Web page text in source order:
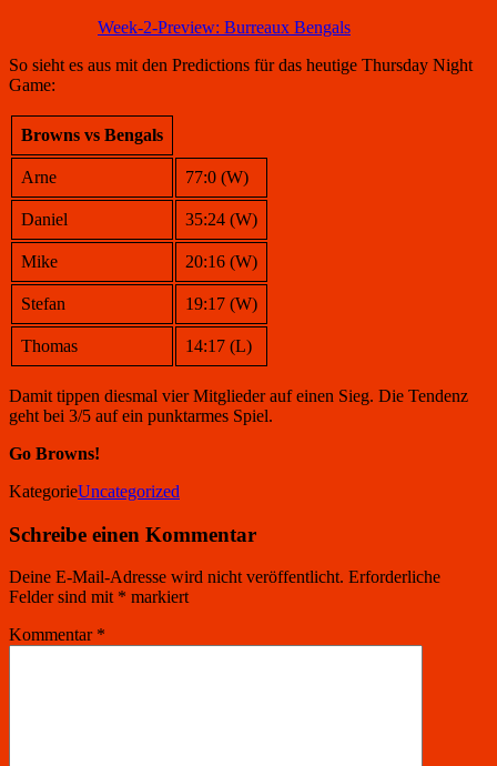
Week-2-Preview: Burreaux Bengals
So sieht es aus mit den Predictions für das heutige Thursday Night
Game:
Browns vs Bengals
Arne 77:0 (W)
Daniel 35:24 (W)
Mike 20:16 (W)
Stefan 19:17 (W)
Thomas 14:17 (L)
Damit tippen diesmal vier Mitglieder auf einen Sieg. Die Tendenz
geht bei 3/5 auf ein punktarmes Spiel.
Go Browns!
KategorieUncategorized
Schreibe einen Kommentar
Deine E-Mail-Adresse wird nicht veröffentlicht. Erforderliche
Felder sind mit * markiert
Kommentar *